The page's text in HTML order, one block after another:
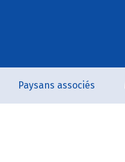
Paysans associés